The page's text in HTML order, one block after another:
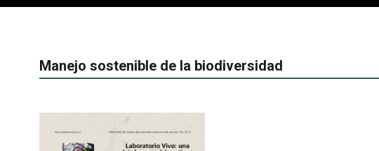
Manejo sostenible de la biodiversidad